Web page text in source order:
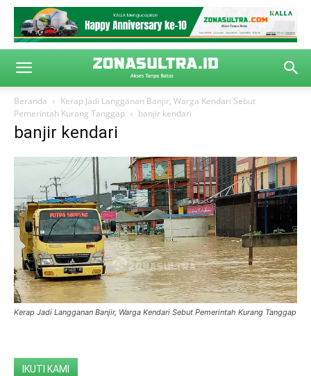
Beranda
Kerap Jadi Langganan Banjir, Warga Kendari Sebut
Pemerintah Kurang Tanggap
banjir kendari
banjir kendari
Kerap Jadi Langganan Banjir, Warga Kendari Sebut Pemerintah Kurang Tanggap
IKUTI KAMI